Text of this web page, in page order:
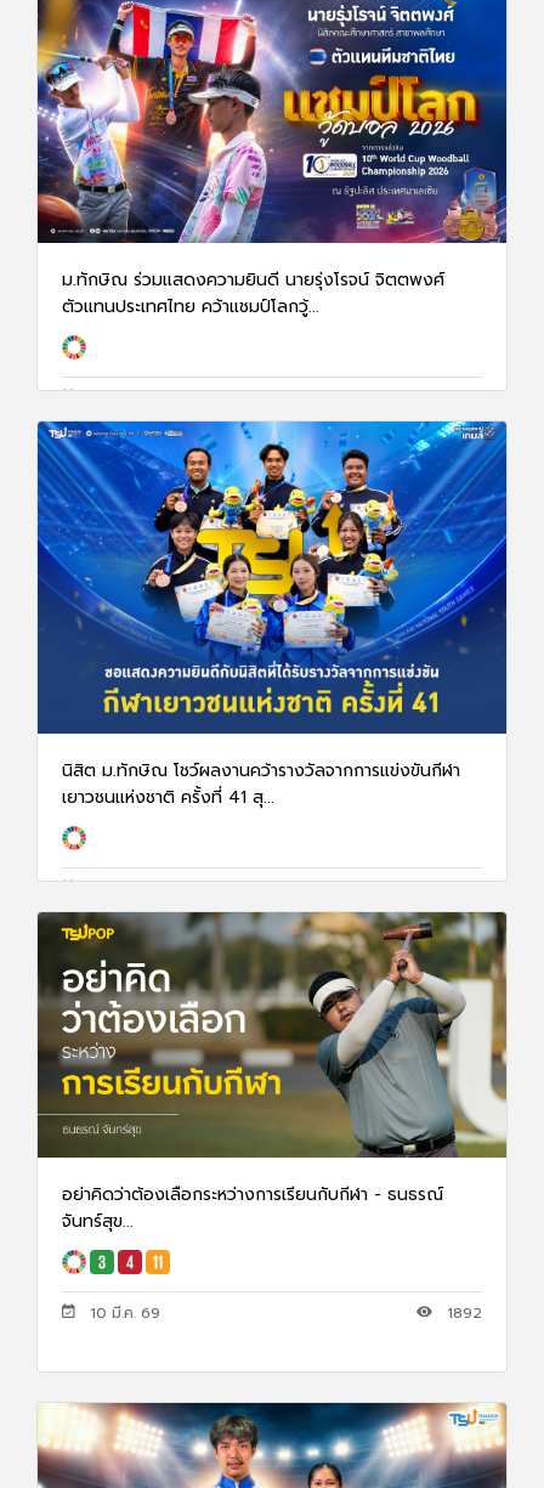
ม.ทักษิณ ร่วมแสดงความยินดี นายรุ่งโรจน์ จิตตพงศ์
ตัวแทนประเทศไทย คว้าแชมป์โลกวู้...
นิสิต ม.ทักษิณ โชว์ผลงานคว้ารางวัลจากการแข่งขันกีฬา
เยาวชนแห่งชาติ ครั้งที่ 41 สุ...
อย่าคิดว่าต้องเลือกระหว่างการเรียนกับกีฬา - ธนธรณ์
จันทร์สุข...
10 มี.ค. 69 1892